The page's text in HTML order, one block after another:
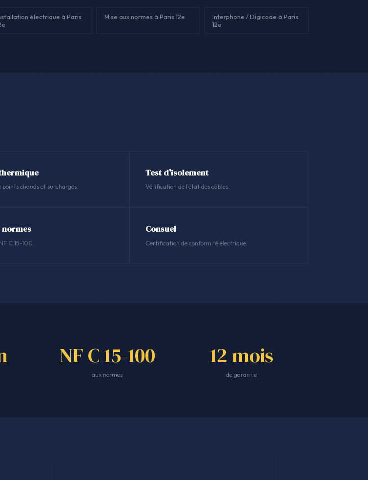
électrique à Paris
Mise aux normes à Paris 12e
Interphone / Digicode à Paris
12e
points chauds et surcharges.
Test d'isolement
Vérification de l'état des câbles.
normes
C 15-100.
Consuel
Certification de conformité électrique.
NF C 15-100
aux normes
12 mois
de garantie